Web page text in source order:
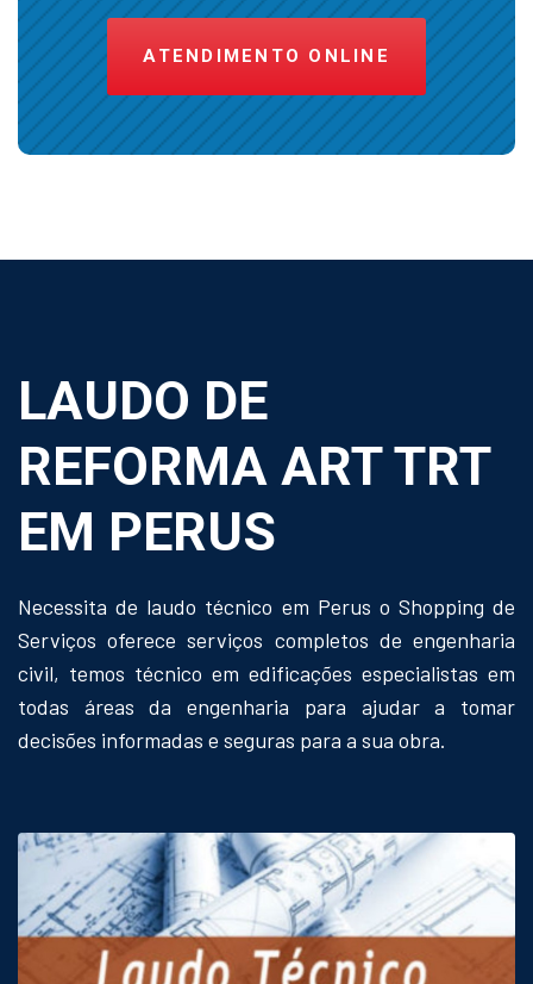
ATENDIMENTO ONLINE
LAUDO DE
REFORMA ART TRT
EM PERUS
Necessita de laudo técnico em Perus o Shopping de
Serviços oferece serviços completos de engenharia
civil, temos técnico em edificações especialistas em
todas áreas da engenharia para ajudar a tomar
decisões informadas e seguras para a sua obra.